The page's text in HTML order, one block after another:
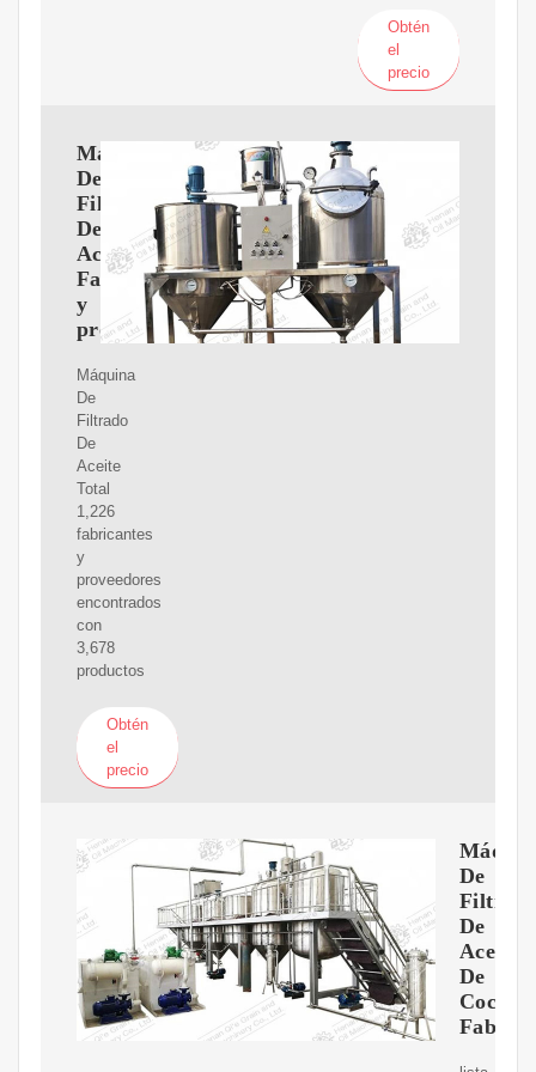
Obtén
el
precio
Máquina
De
Filtrado
De
Aceite
Fabricantes
y
proveedores
Máquina
De
Filtrado
De
Aceite
Total
1,226
fabricantes
y
proveedores
encontrados
con
3,678
productos
Obtén
el
precio
De
De
Aceite
De
Cocina